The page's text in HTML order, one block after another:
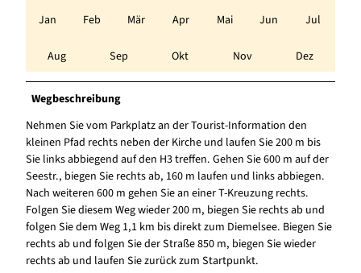
Jan Feb Mär Apr Mai Jun Jul
Aug Sep Okt Nov Dez
Wegbeschreibung
Nehmen Sie vom Parkplatz an der Tourist-Information den
kleinen Pfad rechts neben der Kirche und laufen Sie 200 m bis
Sie links abbiegend auf den H3 treffen. Gehen Sie 600 m auf der
Seestr., biegen Sie rechts ab, 160 m laufen und links abbiegen.
Nach weiteren 600 m gehen Sie an einer T-Kreuzung rechts.
Folgen Sie diesem Weg wieder 200 m, biegen Sie rechts ab und
folgen Sie dem Weg 1,1 km bis direkt zum Diemelsee. Biegen Sie
rechts ab und folgen Sie der Straße 850 m, biegen Sie wieder
rechts ab und laufen Sie zurück zum Startpunkt.